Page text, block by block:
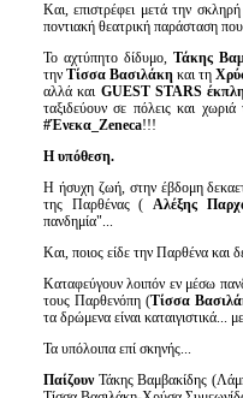
Και, επιστρέφει μετά την
ποντιακή θεατρική παράσταση
Το αχτύπητο δίδυμο, Τάκης
τηνΤίσσα Βασιλάκη και τη
αλλά και GUEST STARS
ταξιδεύουν σε πόλεις και
#Ένεκα_ Zeneca!!!
Η υπόθεση.
Η ήσυχη ζωή, στην έβδομη
της Παρθένας (Αλέξης
πανδημία"...
Και, ποιος είδε την Παρθένα και
Καταφεύγουν λοιπόν εν μέσω
τους Παρθενόπη (Τίσσα
τα δρώμενα είναι καταιγιστικά...
Τα υπόλοιπα επί σκηνής...
ΠαίζουνΤάκης Βαμβακίδης